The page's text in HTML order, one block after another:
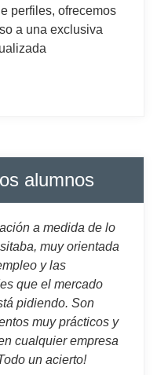
perfiles, ofrecemos
a una exclusiva
alumnos
a medida de lo
muy orientada
y las
que el mercado
pidiendo. Son
muy prácticos y
cualquier empresa
un acierto!